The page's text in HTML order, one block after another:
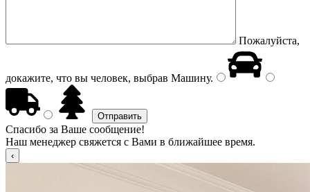
Пожалуйста,
докажите, что вы человек, выбрав Машину.
Спасибо за Ваше сообщение!
Наш менеджер свяжется с Вами в ближайшее время.